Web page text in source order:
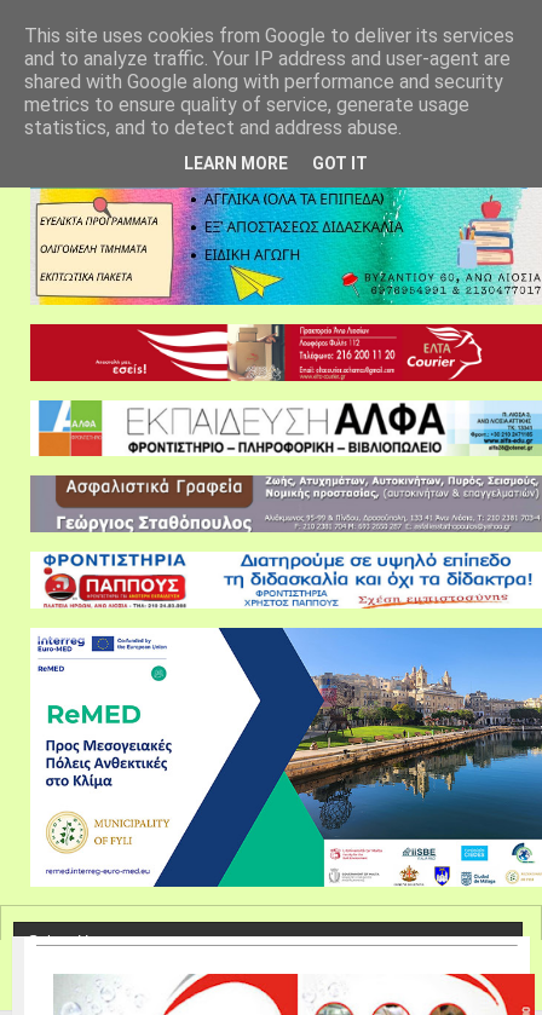
This site uses cookies from Google to deliver its services
and to analyze traffic. Your IP address and user-agent are
shared with Google along with performance and security
metrics to ensure quality of service, generate usage
statistics, and to detect and address abuse.
LEARN MORE GOT IT